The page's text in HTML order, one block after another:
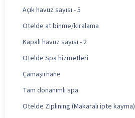
Açık havuz sayısı - 5
Otelde at binme/kiralama
Kapalı havuz sayısı - 2
Otelde Spa hizmetleri
Çamaşırhane
Tam donanımlı spa
Otelde Ziplining (Makaralı ipte kayma)